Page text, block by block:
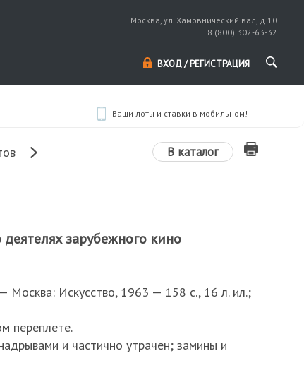
Москва, ул. Хамовнический вал, д.10
8 (800) 302-63-32
ВХОД / РЕГИСТРАЦИЯ
Ваши лоты и ставки в мобильном!
В каталог
зарубежного кино
Москва: Искусство, 1963 — 158 с., 16 л. ил.;
переплете.
и частично утрачен; замины и